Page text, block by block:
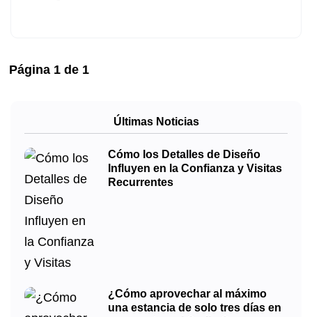
Página 1 de 1
Últimas Noticias
Cómo los Detalles de Diseño
Influyen en la Confianza y Visitas
Recurrentes
¿Cómo aprovechar al máximo
una estancia de solo tres días en